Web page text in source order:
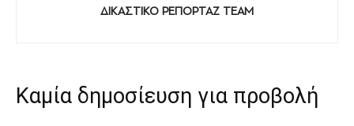
ΔΙΚΑΣΤΙΚΟ ΡΕΠΟΡΤΑΖ TEAM
Καμία δημοσίευση για προβολή